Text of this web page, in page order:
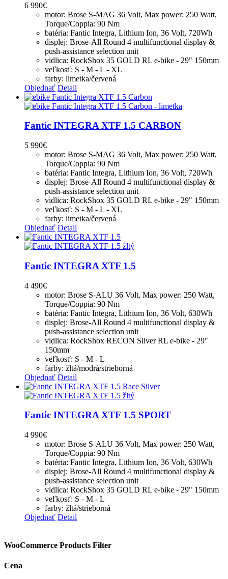
6 990€
motor: Brose S-MAG 36 Volt, Max power: 250 Watt,
Torque/Coppia: 90 Nm
batéria: Fantic Integra, Lithium Ion, 36 Volt, 720Wh
displej: Brose-All Round 4 multifunctional display &
push-assistance selection unit
vidlica: RockShox 35 GOLD RL e-bike - 29" 150mm
veľkosť: S - M - L - XL
farby: limetka/červená
Objednať Detail
Fantic INTEGRA XTF 1.5 CARBON
5 990€
motor: Brose S-MAG 36 Volt, Max power: 250 Watt,
Torque/Coppia: 90 Nm
batéria: Fantic Integra, Lithium Ion, 36 Volt, 720Wh
displej: Brose-All Round 4 multifunctional display &
push-assistance selection unit
vidlica: RockShox 35 GOLD RL e-bike - 29" 150mm
veľkosť: S - M - L - XL
farby: limetka/červená
Objednať Detail
Fantic INTEGRA XTF 1.5
4 490€
motor: Brose S-ALU 36 Volt, Max power: 250 Watt,
Torque/Coppia: 90 Nm
batéria: Fantic Integra, Lithium Ion, 36 Volt, 630Wh
displej: Brose-All Round 4 multifunctional display &
push-assistance selection unit
vidlica: RockShox RECON Silver RL e-bike - 29"
150mm
veľkosť: S - M - L
farby: žltá/modrá/strieborná
Objednať Detail
Fantic INTEGRA XTF 1.5 SPORT
4 990€
motor: Brose S-ALU 36 Volt, Max power: 250 Watt,
Torque/Coppia: 90 Nm
batéria: Fantic Integra, Lithium Ion, 36 Volt, 630Wh
displej: Brose-All Round 4 multifunctional display &
push-assistance selection unit
vidlica: RockShox 35 GOLD RL e-bike - 29" 150mm
veľkosť: S - M - L
farby: žltá/strieborná
Objednať Detail
WooCommerce Products Filter
Cena